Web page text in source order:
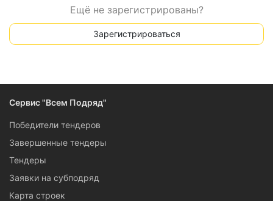
Ещё не зарегистрированы?
Зарегистрироваться
Сервис "Всем Подряд"
Победители тендеров
Завершенные тендеры
Тендеры
Заявки на субподряд
Карта строек